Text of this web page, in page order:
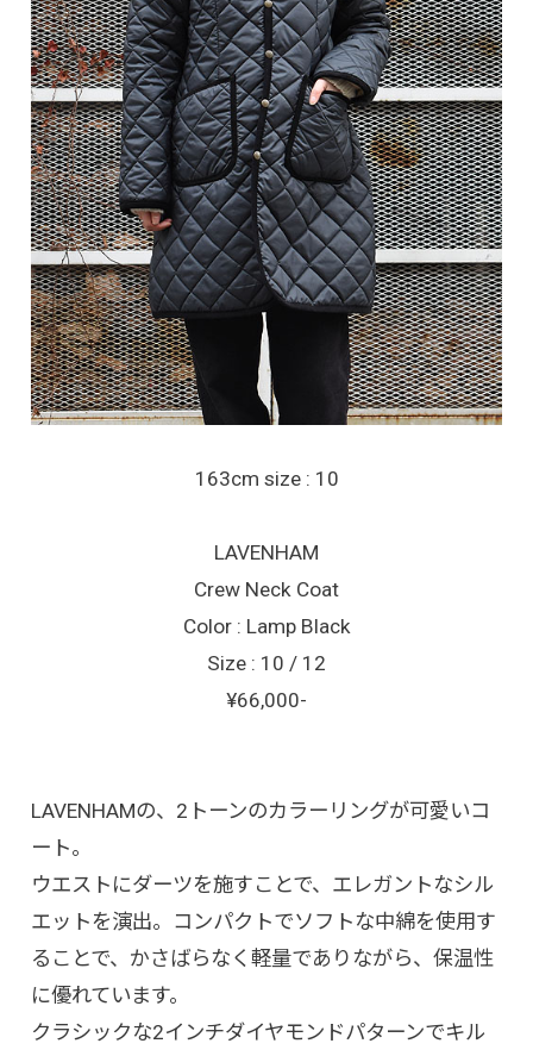
163cm size : 10
LAVENHAM
Crew Neck Coat
Color : Lamp Black
Size : 10 / 12
¥66,000-
LAVENHAMの、2トーンのカラーリングが可愛いコ
ート。
ウエストにダーツを施すことで、エレガントなシル
エットを演出。コンパクトでソフトな中綿を使用す
ることで、かさばらなく軽量でありながら、保温性
に優れています。
クラシックな2インチダイヤモンドパターンでキル